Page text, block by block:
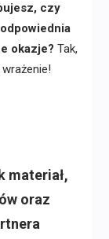
czy
okazje? Tak,
materiał,
oraz